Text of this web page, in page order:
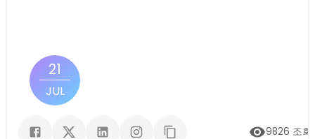
21
JUL
9826 조회